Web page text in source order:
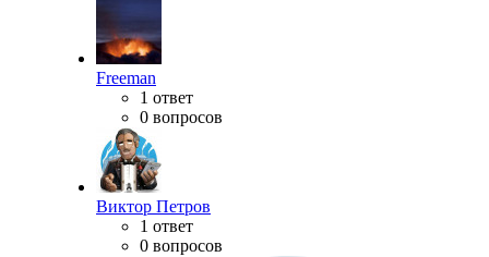
Freeman
1 ответ
0 вопросов
Виктор Петров
1 ответ
0 вопросов